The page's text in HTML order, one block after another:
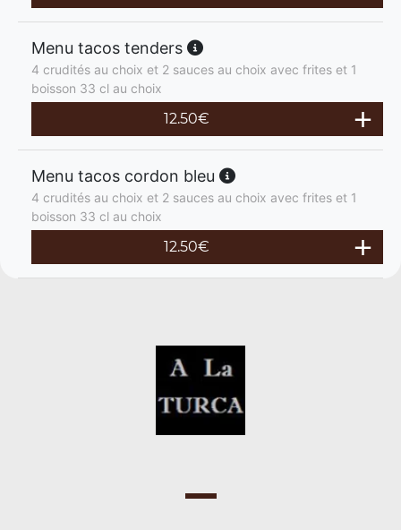
Menu tacos tenders
4 crudités au choix et 2 sauces au choix avec frites et 1
boisson 33 cl au choix
12.50€
Menu tacos cordon bleu
4 crudités au choix et 2 sauces au choix avec frites et 1
boisson 33 cl au choix
12.50€